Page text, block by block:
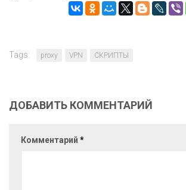
Tags: proxy VPN СКРИПТЫ
ДОБАВИТЬ КОММЕНТАРИЙ
Комментарий *